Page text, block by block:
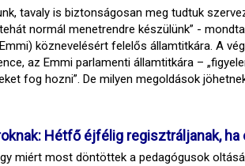
tavaly is biztonságosan meg tudtuk
normál menetrendre készülünk” -
köznevelésért felelős államtitkára. A
az Emmi parlamenti államtitkára –
fog hozni”. De milyen megoldások
Hétfő éjfélig regisztráljanak, ha
miért most döntöttek a pedagógusok